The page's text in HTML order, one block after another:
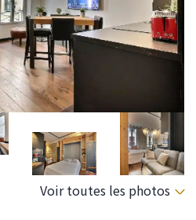
Voir toutes les photos